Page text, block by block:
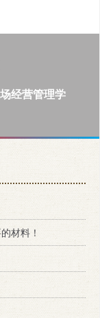
经营管理学
材料！